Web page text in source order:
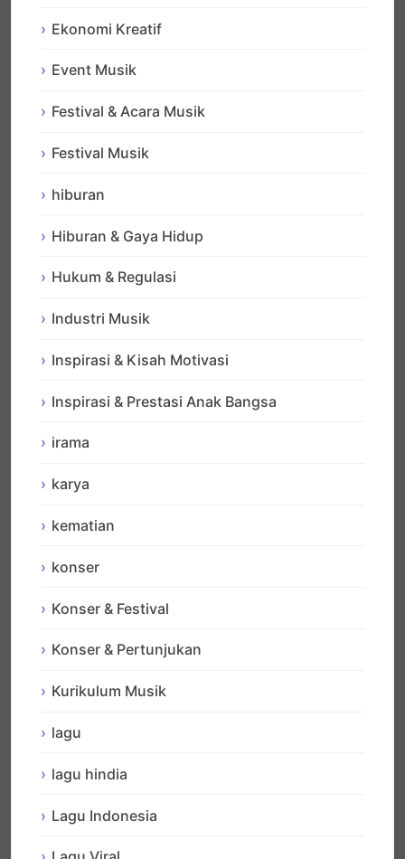
Ekonomi Kreatif
Event Musik
Festival & Acara Musik
Festival Musik
hiburan
Hiburan & Gaya Hidup
Hukum & Regulasi
Industri Musik
Inspirasi & Kisah Motivasi
Inspirasi & Prestasi Anak Bangsa
irama
karya
kematian
konser
Konser & Festival
Konser & Pertunjukan
Kurikulum Musik
lagu
lagu hindia
Lagu Indonesia